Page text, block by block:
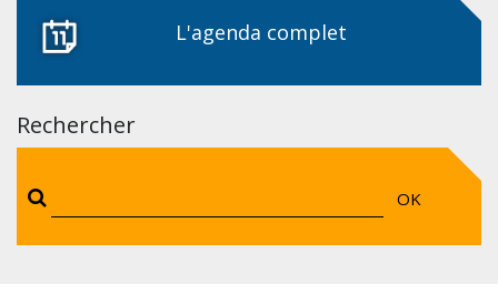
L'agenda complet
Rechercher
OK